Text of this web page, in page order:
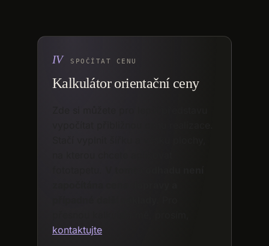
SPOČÍTAT CENU
Kalkulátor orientační ceny
kontaktujte